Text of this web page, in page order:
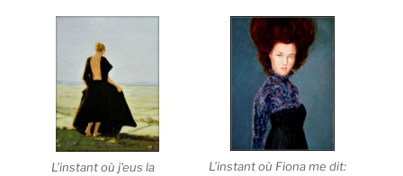
L’instant où j’eus la
L’instant où Fiona me dit: